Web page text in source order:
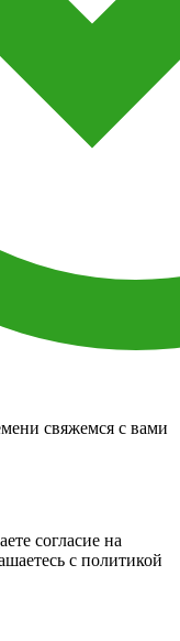
свяжемся с вами
согласие на
c политикой